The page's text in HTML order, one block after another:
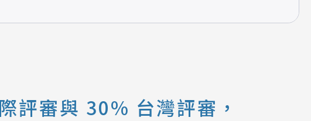
評審與 30% 台灣評審，